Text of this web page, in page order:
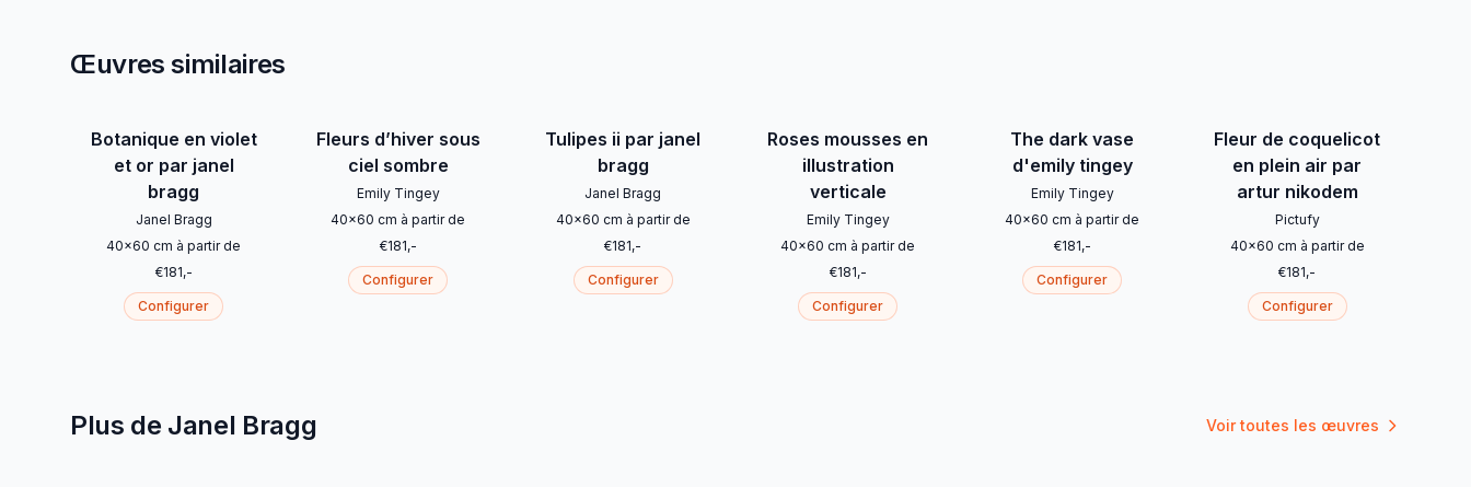
Œuvres similaires
Botanique en violet
et or par janel
bragg
Janel Bragg
40x60 cm à partir de
€181,-
Configurer
Fleurs d’hiver sous
ciel sombre
Emily Tingey
40x60 cm à partir de
€181,-
Configurer
Tulipes ii par janel
bragg
Janel Bragg
40x60 cm à partir de
€181,-
Configurer
Roses mousses en
illustration
verticale
Emily Tingey
40x60 cm à partir de
€181,-
Configurer
The dark vase
d'emily tingey
Emily Tingey
40x60 cm à partir de
€181,-
Configurer
Fleur de coquelicot
en plein air par
artur nikodem
Pictufy
40x60 cm à partir de
€181,-
Configurer
Plus de Janel Bragg Voir toutes les œuvres